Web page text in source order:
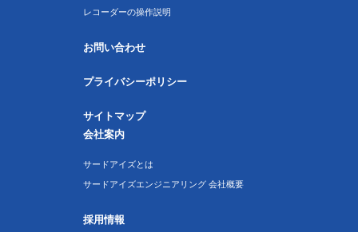
レコーダーの操作説明
お問い合わせ
プライバシーポリシー
サイトマップ
会社案内
サードアイズとは
サードアイズエンジニアリング 会社概要
採用情報